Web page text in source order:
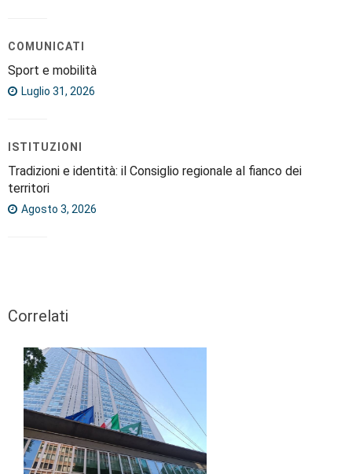
COMUNICATI
Sport e mobilità
Luglio 31, 2026
ISTITUZIONI
Tradizioni e identità: il Consiglio regionale al fianco dei
territori
Agosto 3, 2026
Correlati